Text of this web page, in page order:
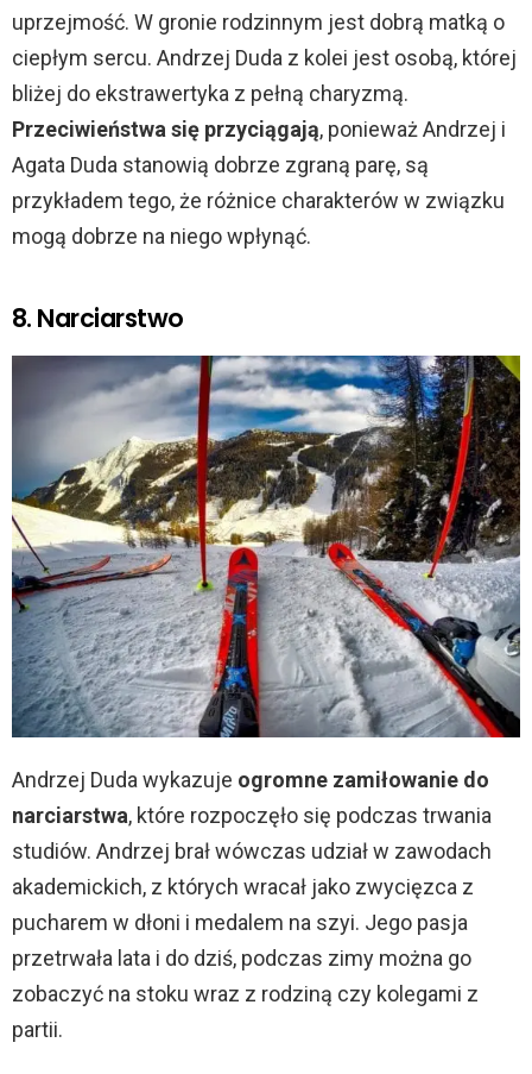
uprzejmość. W gronie rodzinnym jest dobrą matką o
ciepłym sercu. Andrzej Duda z kolei jest osobą, której
bliżej do ekstrawertyka z pełną charyzmą.
Przeciwieństwa się przyciągają, ponieważ Andrzej i
Agata Duda stanowią dobrze zgraną parę, są
przykładem tego, że różnice charakterów w związku
mogą dobrze na niego wpłynąć.
8. Narciarstwo
Andrzej Duda wykazuje ogromne zamiłowanie do
narciarstwa, które rozpoczęło się podczas trwania
studiów. Andrzej brał wówczas udział w zawodach
akademickich, z których wracał jako zwycięzca z
pucharem w dłoni i medalem na szyi. Jego pasja
przetrwała lata i do dziś, podczas zimy można go
zobaczyć na stoku wraz z rodziną czy kolegami z
partii.